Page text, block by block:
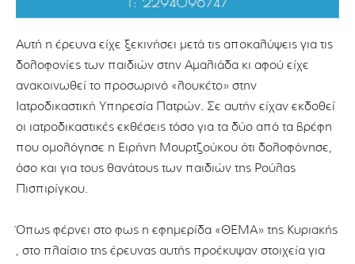
Αυτή η έρευνα είχε ξεκινήσει μετά τις αποκαλύψεις για τις
δολοφονίες των παιδιών στην Αμαλιάδα κι αφού είχε
ανακοινωθεί το προσωρινό «λουκέτο» στην
Ιατροδικαστική Υπηρεσία Πατρών. Σε αυτήν είχαν εκδοθεί
οι ιατροδικαστικές εκθέσεις τόσο για τα δύο από τα βρέφη
που ομολόγησε η Ειρήνη Μουρτζούκου ότι δολοφόνησε,
όσο και για τους θανάτους των παιδιών της Ρούλας
Πισπιρίγκου.
Όπως φέρνει στο φως η εφημερίδα «ΘΕΜΑ» της Κυριακής
, στο πλαίσιο της έρευνας αυτής προέκυψαν στοιχεία για